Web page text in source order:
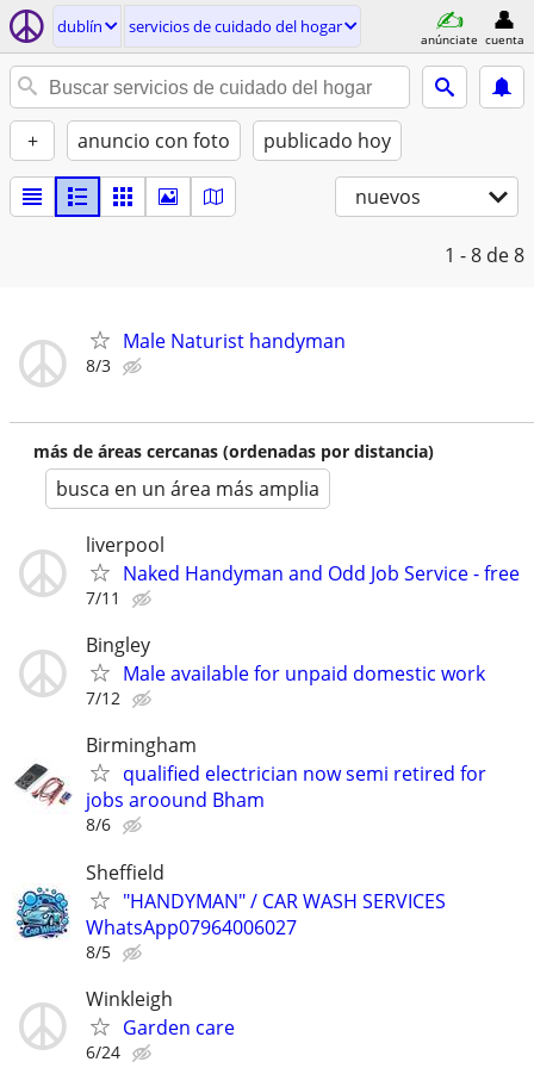
dublí­n servicios de cuidado del hogar
anúnciate cuenta
+ anuncio con foto publicado hoy
nuevos
1 - 8 de 8
Male Naturist handyman
8/3
más de áreas cercanas (ordenadas por distancia)
busca en un área más amplia
liverpool
Naked Handyman and Odd Job Service - free
7/11
Bingley
Male available for unpaid domestic work
7/12
Birmingham
qualified electrician now semi retired for
jobs aroound Bham
8/6
Sheffield
"HANDYMAN" / CAR WASH SERVICES
WhatsApp07964006027
8/5
Winkleigh
Garden care
6/24